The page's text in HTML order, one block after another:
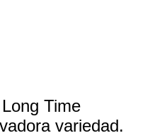
Time
variedad.